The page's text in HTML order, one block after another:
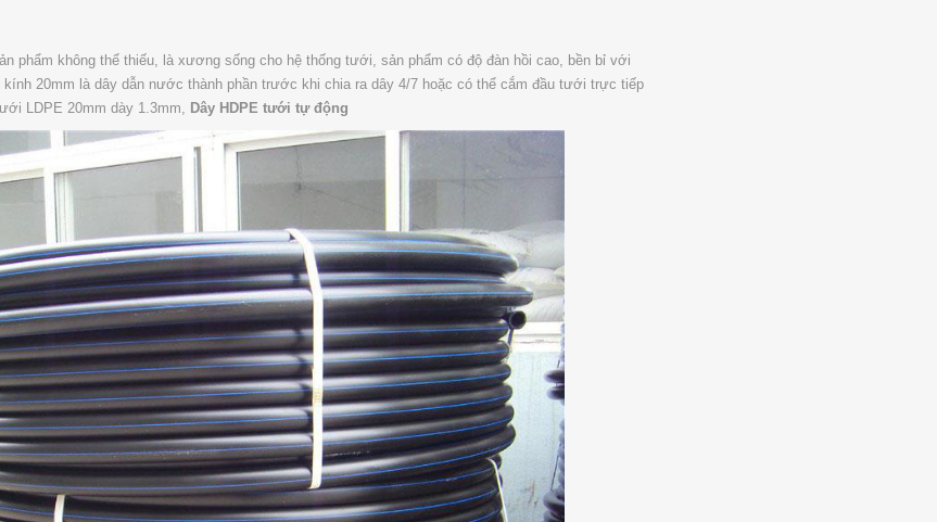
phẩm không thể thiếu, là xương sống cho hệ thống tưới, sản phẩm có độ đàn hồi cao, bền bỉ với
20mm là dây dẫn nước thành phần trước khi chia ra dây 4/7 hoặc có thể cắm đầu tưới trực tiếp
LDPE 20mm dày 1.3mm,
Dây HDPE tưới tự động